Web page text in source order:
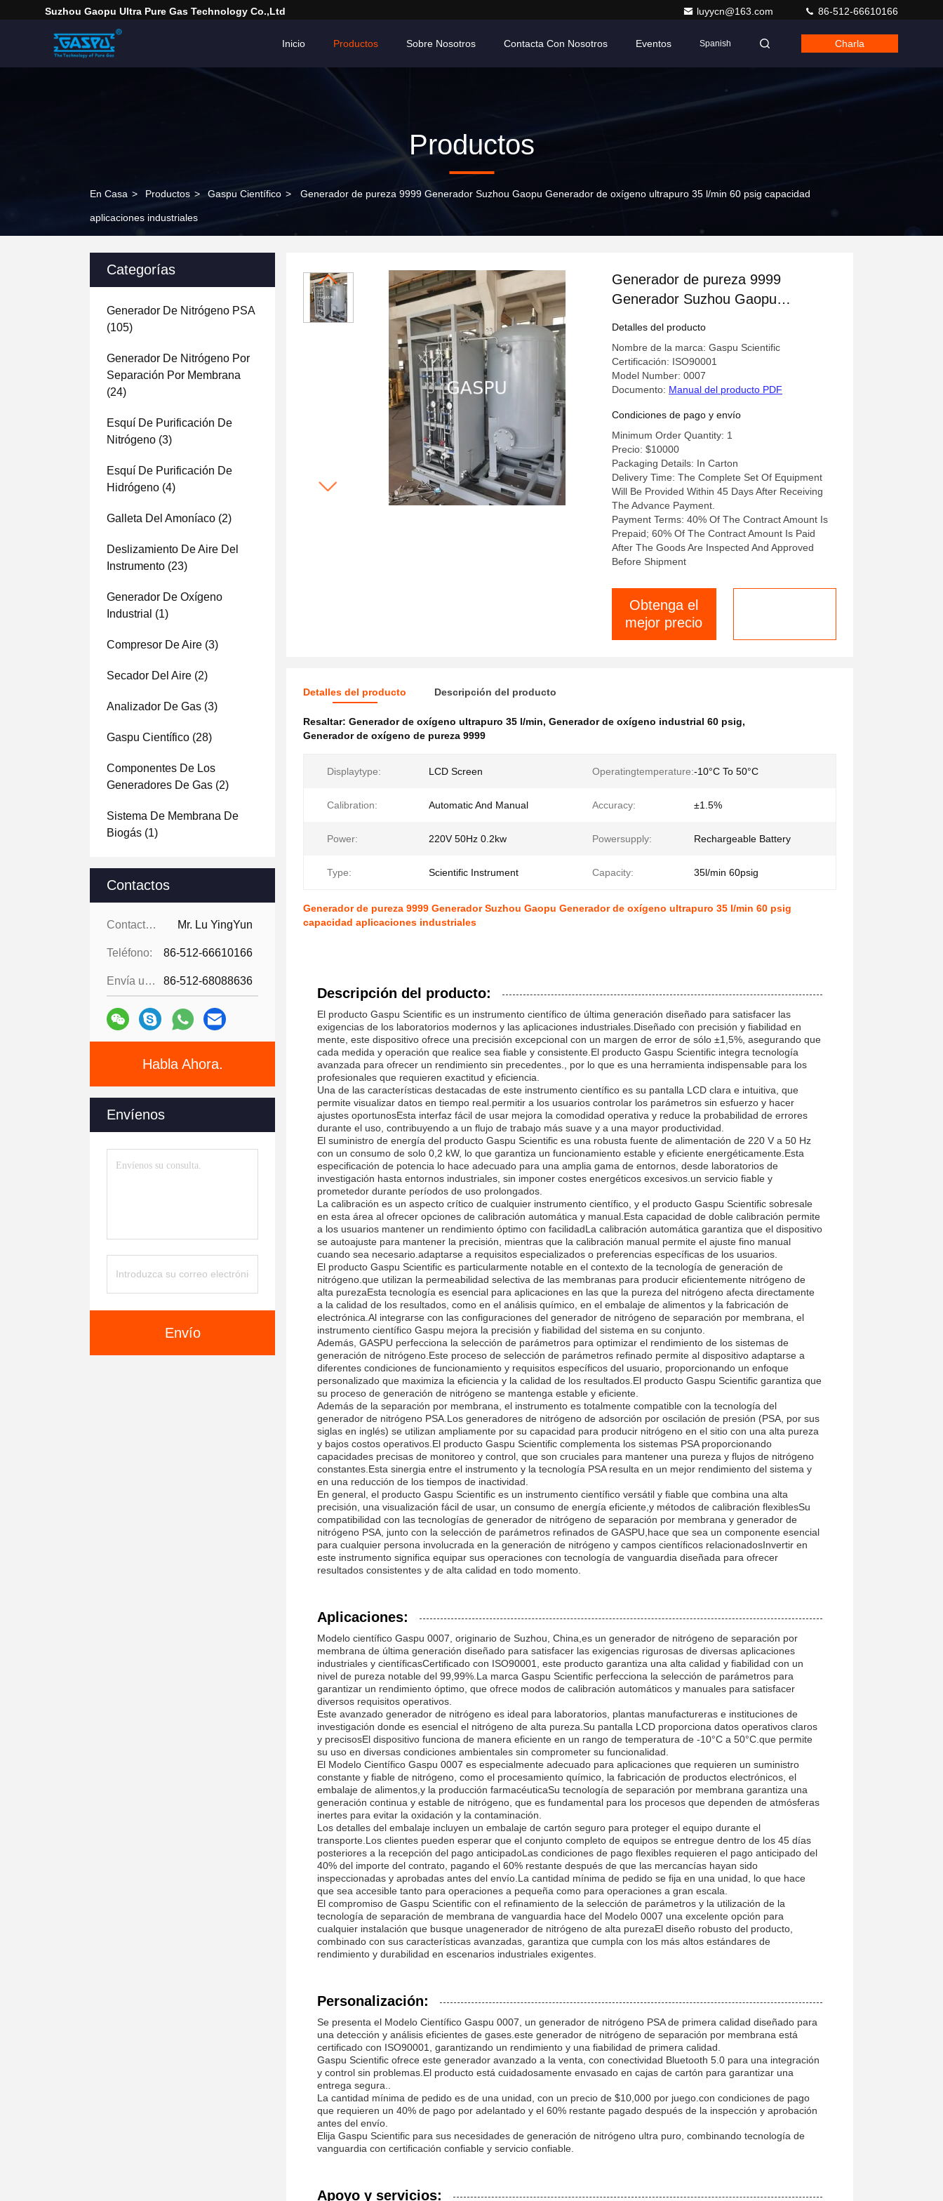
Suzhou Gaopu Ultra Pure Gas Technology Co.,Ltd luyycn@163.com 86-512-66610166
Inicio Productos Sobre Nosotros Contacta Con Nosotros Eventos Spanish Charla
Productos
En Casa > Productos > Gaspu Científico > Generador de pureza 9999 Generador Suzhou Gaopu Generador de oxígeno ultrapuro 35 l/min 60 psig capacidad
aplicaciones industriales
Categorías
Generador De Nitrógeno PSA
(105)
Generador De Nitrógeno Por
Separación Por Membrana
(24)
Esquí De Purificación De
Nitrógeno (3)
Esquí De Purificación De
Hidrógeno (4)
Galleta Del Amoníaco (2)
Deslizamiento De Aire Del
Instrumento (23)
Generador De Oxígeno
Industrial (1)
Compresor De Aire (3)
Secador Del Aire (2)
Analizador De Gas (3)
Gaspu Científico (28)
Componentes De Los
Generadores De Gas (2)
Sistema De Membrana De
Biogás (1)
Contactos
Contactos: Mr. Lu YingYun
Teléfono: 86-512-66610166
Envía un fax.: 86-512-68088636
Habla Ahora.
Envíenos
Envío
Generador de pureza 9999
Generador Suzhou Gaopu
aplicaciones industriales
Detalles del producto
Nombre de la marca: Gaspu Scientific
Certificación: ISO90001
Model Number: 0007
Documento: Manual del producto PDF
Condiciones de pago y envío
Minimum Order Quantity: 1
Precio: $10000
Packaging Details: In Carton
Delivery Time: The Complete Set Of Equipment
Will Be Provided Within 45 Days After Receiving
The Advance Payment.
Payment Terms: 40% Of The Contract Amount Is
Prepaid; 60% Of The Contract Amount Is Paid
After The Goods Are Inspected And Approved
Before Shipment
Obtenga el
mejor precio
Detalles del producto Descripción del producto
Resaltar: Generador de oxígeno ultrapuro 35 l/min, Generador de oxígeno industrial 60 psig,
Generador de oxígeno de pureza 9999
Displaytype: LCD Screen Operatingtemperature:-10°C To 50°C
Calibration: Automatic And Manual Accuracy: ±1.5%
Power: 220V 50Hz 0.2kw Powersupply: Rechargeable Battery
Type: Scientific Instrument Capacity: 35l/min 60psig
Generador de pureza 9999 Generador Suzhou Gaopu Generador de oxígeno ultrapuro 35 l/min 60 psig
capacidad aplicaciones industriales
Descripción del producto:
El producto Gaspu Scientific es un instrumento científico de última generación diseñado para satisfacer las
exigencias de los laboratorios modernos y las aplicaciones industriales.Diseñado con precisión y fiabilidad en
mente, este dispositivo ofrece una precisión excepcional con un margen de error de sólo ±1,5%, asegurando que
cada medida y operación que realice sea fiable y consistente.El producto Gaspu Scientific integra tecnología
avanzada para ofrecer un rendimiento sin precedentes., por lo que es una herramienta indispensable para los
profesionales que requieren exactitud y eficiencia.
Una de las características destacadas de este instrumento científico es su pantalla LCD clara e intuitiva, que
permite visualizar datos en tiempo real.permitir a los usuarios controlar los parámetros sin esfuerzo y hacer
ajustes oportunosEsta interfaz fácil de usar mejora la comodidad operativa y reduce la probabilidad de errores
durante el uso, contribuyendo a un flujo de trabajo más suave y a una mayor productividad.
El suministro de energía del producto Gaspu Scientific es una robusta fuente de alimentación de 220 V a 50 Hz
con un consumo de solo 0,2 kW, lo que garantiza un funcionamiento estable y eficiente energéticamente.Esta
especificación de potencia lo hace adecuado para una amplia gama de entornos, desde laboratorios de
investigación hasta entornos industriales, sin imponer costes energéticos excesivos.un servicio fiable y
prometedor durante períodos de uso prolongados.
La calibración es un aspecto crítico de cualquier instrumento científico, y el producto Gaspu Scientific sobresale
en esta área al ofrecer opciones de calibración automática y manual.Esta capacidad de doble calibración permite
a los usuarios mantener un rendimiento óptimo con facilidadLa calibración automática garantiza que el dispositivo
se autoajuste para mantener la precisión, mientras que la calibración manual permite el ajuste fino manual
cuando sea necesario.adaptarse a requisitos especializados o preferencias específicas de los usuarios.
El producto Gaspu Scientific es particularmente notable en el contexto de la tecnología de generación de
nitrógeno.que utilizan la permeabilidad selectiva de las membranas para producir eficientemente nitrógeno de
alta purezaEsta tecnología es esencial para aplicaciones en las que la pureza del nitrógeno afecta directamente
a la calidad de los resultados, como en el análisis químico, en el embalaje de alimentos y la fabricación de
electrónica.Al integrarse con las configuraciones del generador de nitrógeno de separación por membrana, el
instrumento científico Gaspu mejora la precisión y fiabilidad del sistema en su conjunto.
Además, GASPU perfecciona la selección de parámetros para optimizar el rendimiento de los sistemas de
generación de nitrógeno.Este proceso de selección de parámetros refinado permite al dispositivo adaptarse a
diferentes condiciones de funcionamiento y requisitos específicos del usuario, proporcionando un enfoque
personalizado que maximiza la eficiencia y la calidad de los resultados.El producto Gaspu Scientific garantiza que
su proceso de generación de nitrógeno se mantenga estable y eficiente.
Además de la separación por membrana, el instrumento es totalmente compatible con la tecnología del
generador de nitrógeno PSA.Los generadores de nitrógeno de adsorción por oscilación de presión (PSA, por sus
siglas en inglés) se utilizan ampliamente por su capacidad para producir nitrógeno en el sitio con una alta pureza
y bajos costos operativos.El producto Gaspu Scientific complementa los sistemas PSA proporcionando
capacidades precisas de monitoreo y control, que son cruciales para mantener una pureza y flujos de nitrógeno
constantes.Esta sinergia entre el instrumento y la tecnología PSA resulta en un mejor rendimiento del sistema y
en una reducción de los tiempos de inactividad.
En general, el producto Gaspu Scientific es un instrumento científico versátil y fiable que combina una alta
precisión, una visualización fácil de usar, un consumo de energía eficiente,y métodos de calibración flexiblesSu
compatibilidad con las tecnologías de generador de nitrógeno de separación por membrana y generador de
nitrógeno PSA, junto con la selección de parámetros refinados de GASPU,hace que sea un componente esencial
para cualquier persona involucrada en la generación de nitrógeno y campos científicos relacionadosInvertir en
este instrumento significa equipar sus operaciones con tecnología de vanguardia diseñada para ofrecer
resultados consistentes y de alta calidad en todo momento.
Aplicaciones:
Modelo científico Gaspu 0007, originario de Suzhou, China,es un generador de nitrógeno de separación por
membrana de última generación diseñado para satisfacer las exigencias rigurosas de diversas aplicaciones
industriales y científicasCertificado con ISO90001, este producto garantiza una alta calidad y fiabilidad con un
nivel de pureza notable del 99,99%.La marca Gaspu Scientific perfecciona la selección de parámetros para
garantizar un rendimiento óptimo, que ofrece modos de calibración automáticos y manuales para satisfacer
diversos requisitos operativos.
Este avanzado generador de nitrógeno es ideal para laboratorios, plantas manufactureras e instituciones de
investigación donde es esencial el nitrógeno de alta pureza.Su pantalla LCD proporciona datos operativos claros
y precisosEl dispositivo funciona de manera eficiente en un rango de temperatura de -10°C a 50°C.que permite
su uso en diversas condiciones ambientales sin comprometer su funcionalidad.
El Modelo Científico Gaspu 0007 es especialmente adecuado para aplicaciones que requieren un suministro
constante y fiable de nitrógeno, como el procesamiento químico, la fabricación de productos electrónicos, el
embalaje de alimentos,y la producción farmacéuticaSu tecnología de separación por membrana garantiza una
generación continua y estable de nitrógeno, que es fundamental para los procesos que dependen de atmósferas
inertes para evitar la oxidación y la contaminación.
Los detalles del embalaje incluyen un embalaje de cartón seguro para proteger el equipo durante el
transporte.Los clientes pueden esperar que el conjunto completo de equipos se entregue dentro de los 45 días
posteriores a la recepción del pago anticipadoLas condiciones de pago flexibles requieren el pago anticipado del
40% del importe del contrato, pagando el 60% restante después de que las mercancías hayan sido
inspeccionadas y aprobadas antes del envío.La cantidad mínima de pedido se fija en una unidad, lo que hace
que sea accesible tanto para operaciones a pequeña como para operaciones a gran escala.
El compromiso de Gaspu Scientific con el refinamiento de la selección de parámetros y la utilización de la
tecnología de separación de membrana de vanguardia hace del Modelo 0007 una excelente opción para
cualquier instalación que busque unagenerador de nitrógeno de alta purezaEl diseño robusto del producto,
combinado con sus características avanzadas, garantiza que cumpla con los más altos estándares de
rendimiento y durabilidad en escenarios industriales exigentes.
Personalización:
Se presenta el Modelo Científico Gaspu 0007, un generador de nitrógeno PSA de primera calidad diseñado para
una detección y análisis eficientes de gases.este generador de nitrógeno de separación por membrana está
certificado con ISO90001, garantizando un rendimiento y una fiabilidad de primera calidad.
Gaspu Scientific ofrece este generador avanzado a la venta, con conectividad Bluetooth 5.0 para una integración
y control sin problemas.El producto está cuidadosamente envasado en cajas de cartón para garantizar una
entrega segura..
La cantidad mínima de pedido es de una unidad, con un precio de $10,000 por juego.con condiciones de pago
que requieren un 40% de pago por adelantado y el 60% restante pagado después de la inspección y aprobación
antes del envío.
Elija Gaspu Scientific para sus necesidades de generación de nitrógeno ultra puro, combinando tecnología de
vanguardia con certificación confiable y servicio confiable.
Apoyo y servicios: